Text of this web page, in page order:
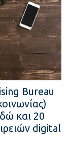
Bureau
και 20
digital